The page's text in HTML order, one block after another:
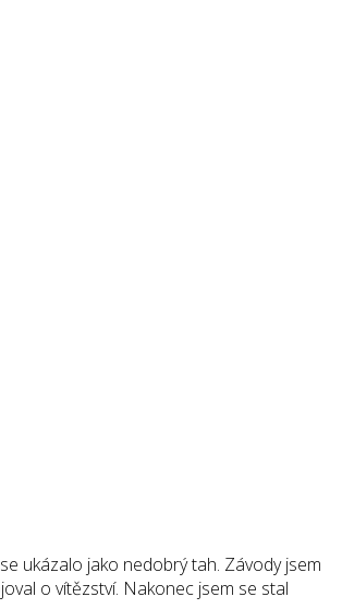
ukázalo jako nedobrý tah. Závody jsem
o vítězství. Nakonec jsem se stal